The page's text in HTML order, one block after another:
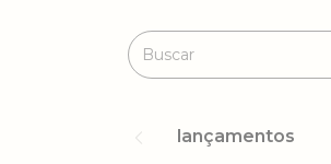
lançamentos